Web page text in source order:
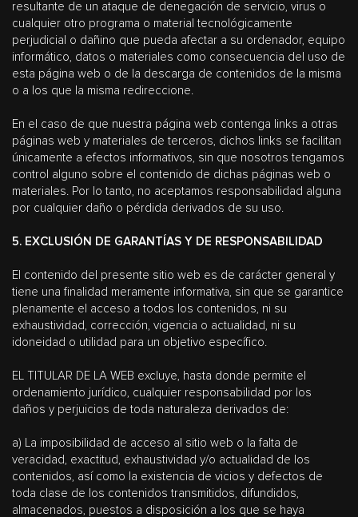
resultante de un ataque de denegación de servicio, virus o
cualquier otro programa o material tecnológicamente
perjudicial o dañino que pueda afectar a su ordenador, equipo
informático, datos o materiales como consecuencia del uso de
esta página web o de la descarga de contenidos de la misma
o a los que la misma redireccione.
En el caso de que nuestra página web contenga links a otras
páginas web y materiales de terceros, dichos links se facilitan
únicamente a efectos informativos, sin que nosotros tengamos
control alguno sobre el contenido de dichas páginas web o
materiales. Por lo tanto, no aceptamos responsabilidad alguna
por cualquier daño o pérdida derivados de su uso.
5. EXCLUSIÓN DE GARANTÍAS Y DE RESPONSABILIDAD
El contenido del presente sitio web es de carácter general y
tiene una finalidad meramente informativa, sin que se garantice
plenamente el acceso a todos los contenidos, ni su
exhaustividad, corrección, vigencia o actualidad, ni su
idoneidad o utilidad para un objetivo específico.
EL TITULAR DE LA WEB excluye, hasta donde permite el
ordenamiento jurídico, cualquier responsabilidad por los
daños y perjuicios de toda naturaleza derivados de:
a) La imposibilidad de acceso al sitio web o la falta de
veracidad, exactitud, exhaustividad y/o actualidad de los
contenidos, así como la existencia de vicios y defectos de
toda clase de los contenidos transmitidos, difundidos,
almacenados, puestos a disposición a los que se haya